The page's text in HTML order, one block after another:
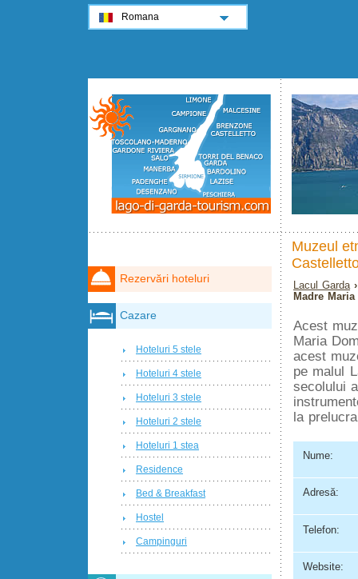
Muzeul
Lacul Garda
Madre
Acest
Maria
acest
pe malul
secolului
la
Nume:
Adresă:
Telefon:
Website:
Rezervări hoteluri
Cazare
Hoteluri 5 stele
Hoteluri 4 stele
Hoteluri 3 stele
Hoteluri 2 stele
Hoteluri 1 stea
Residence
Bed & Breakfast
Hostel
Campinguri
Romana